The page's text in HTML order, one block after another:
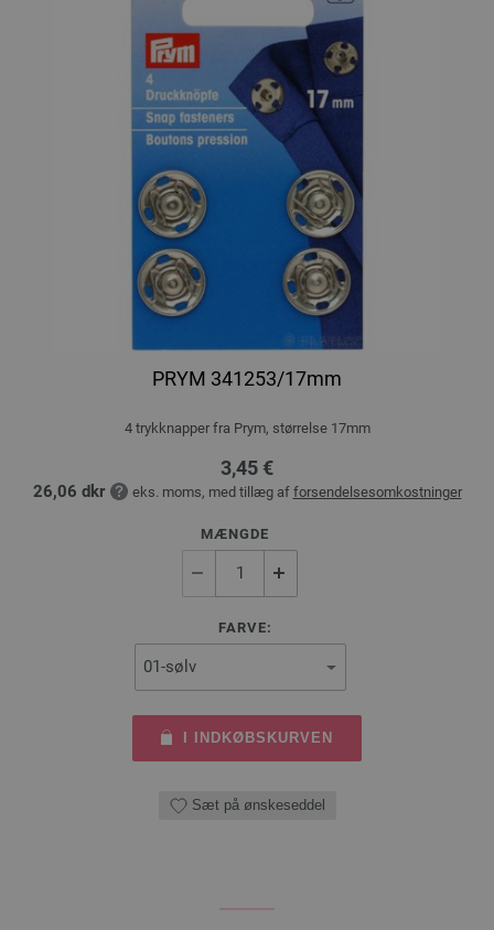
PRYM 341253/17mm
4 trykknapper fra Prym, størrelse 17mm
3,45 €
26,06 dkr eks. moms, med tillæg af forsendelsesomkostninger
MÆNGDE
FARVE:
I INDKØBSKURVEN
Sæt på ønskeseddel